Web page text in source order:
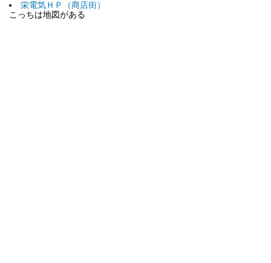
栄電気ＨＰ（商店街）
こっちは地図がある